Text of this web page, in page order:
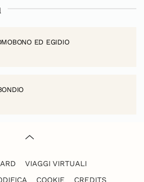
ED EGIDIO
VIAGGI VIRTUALI
COOKIE CREDITS